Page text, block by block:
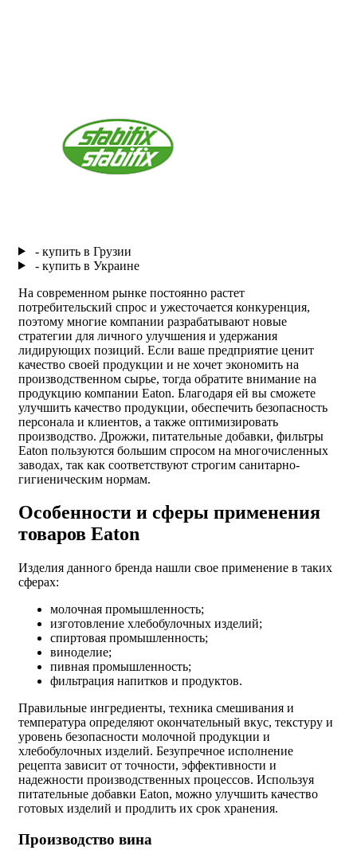
- купить в Грузии
- купить в Украине
На современном рынке постоянно растет
потребительский спрос и ужесточается конкуренция,
поэтому многие компании разрабатывают новые
стратегии для личного улучшения и удержания
лидирующих позиций. Если ваше предприятие ценит
качество своей продукции и не хочет экономить на
производственном сырье, тогда обратите внимание на
продукцию компании Eaton. Благодаря ей вы сможете
улучшить качество продукции, обеспечить безопасность
персонала и клиентов, а также оптимизировать
производство. Дрожжи, питательные добавки, фильтры
Eaton пользуются большим спросом на многочисленных
заводах, так как соответствуют строгим санитарно-
гигиеническим нормам.
Особенности и сферы применения
товаров Eaton
Изделия данного бренда нашли свое применение в таких
сферах:
молочная промышленность;
изготовление хлебобулочных изделий;
спиртовая промышленность;
виноделие;
пивная промышленность;
фильтрация напитков и продуктов.
Правильные ингредиенты, техника смешивания и
температура определяют окончательный вкус, текстуру и
уровень безопасности молочной продукции и
хлебобулочных изделий. Безупречное исполнение
рецепта зависит от точности, эффективности и
надежности производственных процессов. Используя
питательные добавки Eaton, можно улучшить качество
готовых изделий и продлить их срок хранения.
Производство вина